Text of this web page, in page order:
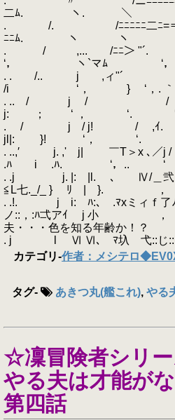
二ﾑ. ヽ. ＼
. /. /ﾆﾆﾆﾆﾆ二ﾆ=＝―
ﾆﾆﾑ. ヽ ヽ
. / ,... /ﾆﾆ
‘， ヽ`マﾑ ‘
. . /.. j ,
/i ‘， } ‘，.
. .. / j / /
j: ； ‘ ， ‘.
. / j / j! / ,ｲ. j
jl|: }! ‘， ‘.
. ..,′ j. ,' j| ￣Τ＞x ､
.ﾊ i .ﾊ. ‘，.. ‘
. .j j. |: |l. ､ Ⅳ/＿弐
≦L七._/_ } ﾘ | }.
. .!. j i: ﾊ:､ .ﾏxミィｆ了ﾉ
ノ::，:ﾊ弌アｲ j
夫・・・色を知る年齢か！？
. j l Ⅵ Ⅵ､ ﾏ圦 弋::じ:::
カテゴリ-作者：メシテロ
タグ- あきつ丸(艦これ), やる
☆凜冒険者シリ
やる夫は才能が
第四話